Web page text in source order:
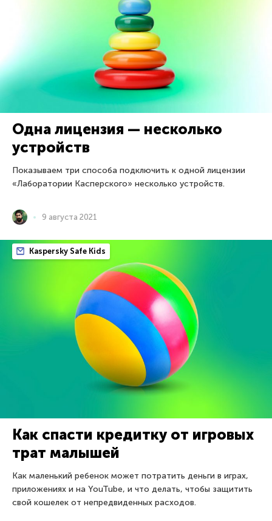
Одна лицензия — несколько
устройств
Показываем три способа подключить к одной лицензии
«Лаборатории Касперского» несколько устройств.
9 августа 2021
Kaspersky Safe Kids
Как спасти кредитку от игровых
трат малышей
Как маленький ребенок может потратить деньги в играх,
приложениях и на YouTube, и что делать, чтобы защитить
свой кошелек от непредвиденных расходов.